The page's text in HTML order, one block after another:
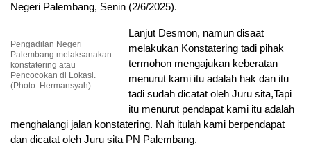
Negeri Palembang, Senin (2/6/2025).
Pengadilan Negeri
Palembang melaksanakan
konstatering atau
Pencocokan di Lokasi.
(Photo: Hermansyah)
Lanjut Desmon, namun disaat
melakukan Konstatering tadi pihak
termohon mengajukan keberatan
menurut kami itu adalah hak dan itu
tadi sudah dicatat oleh Juru sita,Tapi
itu menurut pendapat kami itu adalah
menghalangi jalan konstatering. Nah itulah kami berpendapat
dan dicatat oleh Juru sita PN Palembang.